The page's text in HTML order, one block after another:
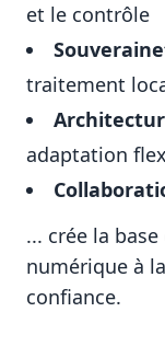
et le contrôle
traitement
adaptation
... crée la
numérique à
confiance.